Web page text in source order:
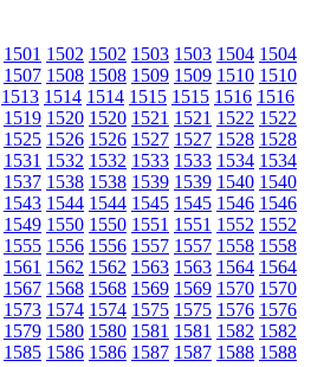
1501 1502 1502 1503 1503 1504 1504
1507 1508 1508 1509 1509 1510 1510
1513 1514 1514 1515 1515 1516 1516
1519 1520 1520 1521 1521 1522 1522
1525 1526 1526 1527 1527 1528 1528
1531 1532 1532 1533 1533 1534 1534
1537 1538 1538 1539 1539 1540 1540
1543 1544 1544 1545 1545 1546 1546
1549 1550 1550 1551 1551 1552 1552
1555 1556 1556 1557 1557 1558 1558
1561 1562 1562 1563 1563 1564 1564
1567 1568 1568 1569 1569 1570 1570
1573 1574 1574 1575 1575 1576 1576
1579 1580 1580 1581 1581 1582 1582
1585 1586 1586 1587 1587 1588 1588